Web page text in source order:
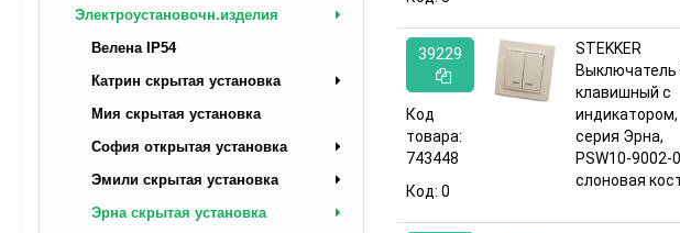
Электроустановочн.изделия
Велена IP54
Катрин скрытая установка
Мия скрытая установка
София открытая установка
Эмили скрытая установка
Эрна скрытая установка
39229
Код
товара:
743448
Код: 0
STEKKER
Выключатель
клавишный с
индикатором,
серия Эрна,
PSW10-9002-
слоновая